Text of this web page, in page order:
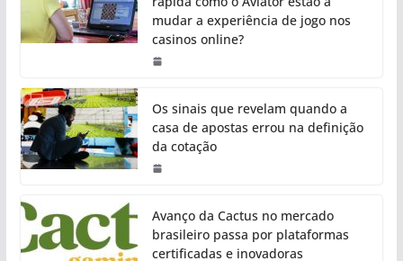
mudar a experiência de jogo nos
casinos online?
Os sinais que revelam quando a
casa de apostas errou na definição
da cotação
Avanço da Cactus no mercado
brasileiro passa por plataformas
certificadas e inovadoras